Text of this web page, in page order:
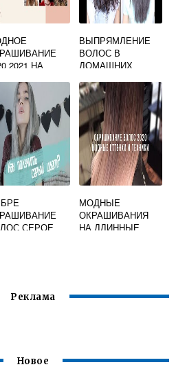
2021 НА
ВЫПРЯМЛЕНИЕ
ВОЛОС В
ДОМАШНИХ
СЕРОЕ
МОДНЫЕ
ОКРАШИВАНИЯ
НА ДЛИННЫЕ
Реклама
Новое